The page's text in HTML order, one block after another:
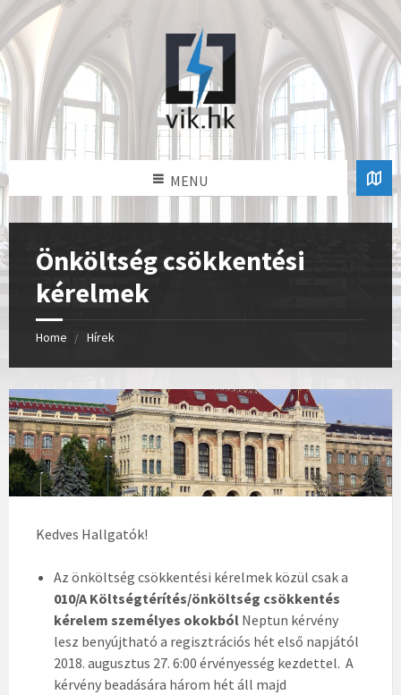
MENU
Önköltség csökkentési
kérelmek
Home Hírek
Kedves Hallgatók!
Az önköltség csökkentési kérelmek közül csak a
010/A Költségtérítés/önköltség csökkentés
kérelem személyes okokból Neptun kérvény
lesz benyújtható a regisztrációs hét első napjától
2018. augusztus 27. 6:00 érvényesség kezdettel. A
kérvény beadására három hét áll majd